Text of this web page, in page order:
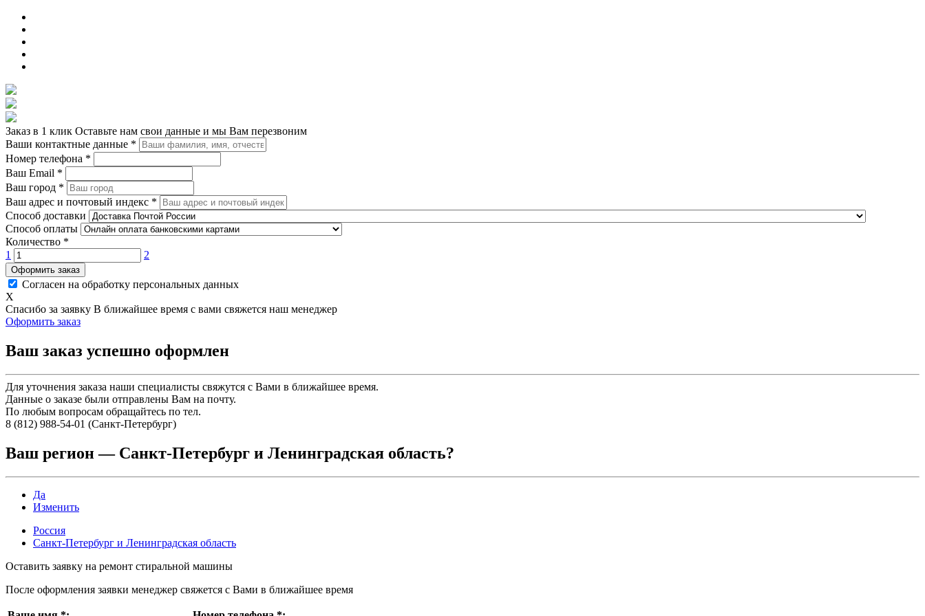
Заказ в 1 клик Оставьте нам свои данные и мы Вам перезвоним
Ваши контактные данные *
Номер телефона *
Ваш Email *
Ваш город *
Ваш адрес и почтовый индекс *
Способ доставки
Способ оплаты
Количество *
1
2
Оформить заказ
Согласен на обработку персональных данных
X
Спасибо за заявку В ближайшее время с вами свяжется наш менеджер
Оформить заказ
Ваш заказ успешно оформлен
Для уточнения заказа наши специалисты свяжутся с Вами в ближайшее время.
Данные о заказе были отправлены Вам на почту.
По любым вопросам обращайтесь по тел.
8 (812) 988-54-01 (Санкт-Петербург)
Ваш регион — Санкт-Петербург и Ленинградская область?
Да
Изменить
Россия
Санкт-Петербург и Ленинградская область
Оставить заявку на ремонт стиральной машины
После оформления заявки менеджер свяжется с Вами в ближайшее время